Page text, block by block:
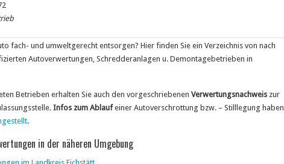
fach- und umweltgerecht entsorgen? Hier finden Sie ein Verzeichnis von nach
Autoverwertungen, Schredderanlagen u. Demontagebetrieben in
Betrieben erhalten Sie auch den vorgeschriebenen Verwertungsnachweis zur
Infos zum Ablaufeiner Autoverschrottung bzw. – Stilllegung haben
.
in der näheren Umgebung